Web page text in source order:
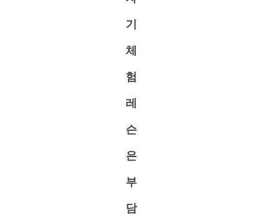
기
체
험
레
슨
은
부
담